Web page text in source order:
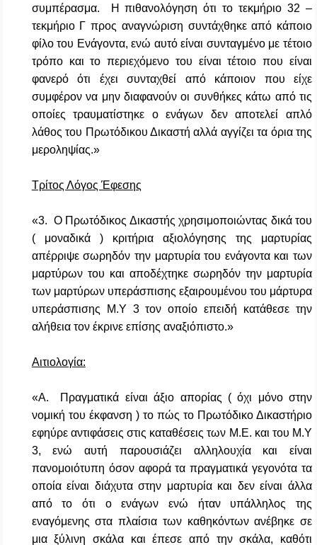
συμπέρασμα. Η πιθανολόγηση ότι το τεκμήριο 32 –
τεκμήριο Γ προς αναγνώριση συντάχθηκε από κάποιο
φίλο του Ενάγοντα, ενώ αυτό είναι συνταγμένο με τέτοιο
τρόπο και το περιεχόμενο του είναι τέτοιο που είναι
φανερό ότι έχει συνταχθεί από κάποιον που είχε
συμφέρον να μην διαφανούν οι συνθήκες κάτω από τις
οποίες τραυματίστηκε ο ενάγων δεν αποτελεί απλό
λάθος του Πρωτόδικου Δικαστή αλλά αγγίζει τα όρια της
μεροληψίας.»
Τρίτος Λόγος Έφεσης
«3. Ο Πρωτόδικος Δικαστής χρησιμοποιώντας δικά του
( μοναδικά ) κριτήρια αξιολόγησης της μαρτυρίας
απέρριψε σωρηδόν την μαρτυρία του ενάγοντα και των
μαρτύρων του και αποδέχτηκε σωρηδόν την μαρτυρία
των μαρτύρων υπεράσπισης εξαιρουμένου του μάρτυρα
υπεράσπισης Μ.Υ 3 τον οποίο επειδή κατάθεσε την
αλήθεια τον έκρινε επίσης αναξιόπιστο.»
Αιτιολογία:
«Α. Πραγματικά είναι άξιο απορίας ( όχι μόνο στην
νομική του έκφανση ) το πώς το Πρωτόδικο Δικαστήριο
εφηύρε αντιφάσεις στις καταθέσεις των Μ.Ε. και του Μ.Υ
3, ενώ αυτή παρουσιάζει αλληλουχία και είναι
πανομοιότυπη όσον αφορά τα πραγματικά γεγονότα τα
οποία είναι διάχυτα στην μαρτυρία και δεν είναι άλλα
από το ότι ο ενάγων ενώ ήταν υπάλληλος της
εναγόμενης στα πλαίσια των καθηκόντων ανέβηκε σε
μια ξύλινη σκάλα και έπεσε από την σκάλα, καθότι